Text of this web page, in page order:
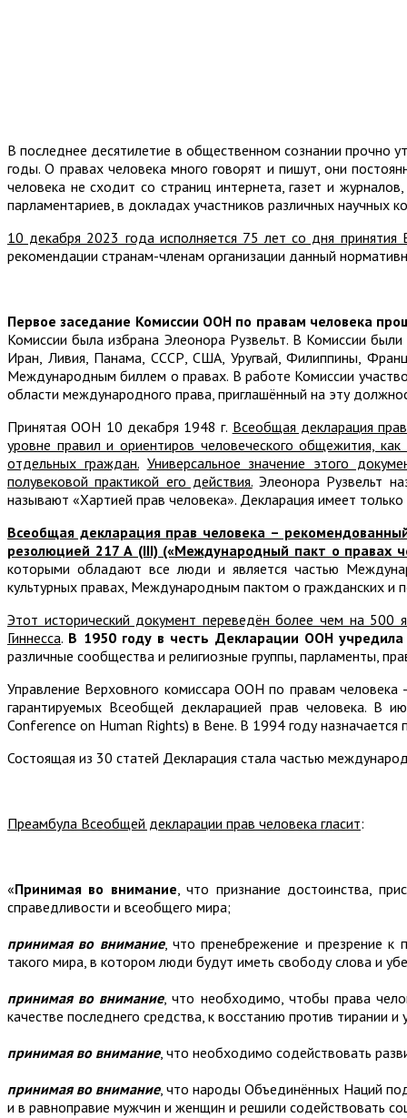
В последнее десятилетие в общественном сознании прочно
годы. О правах человека много говорят и пишут, они
человека не сходит со страниц интернета, газет и
парламентариев, в докладах участников различных научных
10 декабря 2023 года исполняется 75 лет со дня принятия
рекомендации странам-членам организации данный
Первое заседание Комиссии ООН по правам человека
Комиссии была избрана Элеонора Рузвельт. В Комиссии
Иран, Ливия, Панама, СССР, США, Уругвай, Филиппины,
Международным биллем о правах. В работе Комиссии
области международного права, приглашённый на эту
Принятая ООН 10 декабря 1948 г. Всеобщая декларация
уровне правил и ориентиров человеческого общежития,
отдельных граждан. Универсальное значение этого
полувековой практикой его действия.Элеонора Рузвельт
называют «Хартией прав человека». Декларация имеет
Всеобщая декларация прав человека –
резолюцией 217 А (III) («Международный пакт о правах
которыми обладают все люди и является частью
культурных правах, Международным пактом о гражданских и
Этот исторический документ переведён более чем на
Гиннесса. В 1950 году в честь Декларации ООН
различные сообщества и религиозные группы, парламенты,
Управление Верховного комиссара ООН по правам
гарантируемых Всеобщей декларацией прав человека. В
Conference on Human Rights) в Вене. В 1994 году
Состоящая из 30 статей Декларация стала частью
Преамбула Всеобщей декларации прав человека гласит:
«Принимая во внимание, что признание достоинства,
справедливости и всеобщего мира;
принимая во внимание, что пренебрежение и презрение к
такого мира, в котором люди будут иметь свободу слова и
принимая во внимание, что необходимо, чтобы права
качестве последнего средства, к восстанию против тирании и
принимая во внимание, что необходимо содействовать
принимая во внимание, что народы Объединённых Наций
и в равноправие мужчин и женщин и решили содействовать